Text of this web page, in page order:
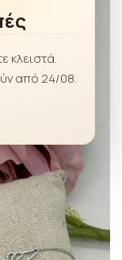
κλειστά.
από 24/08.